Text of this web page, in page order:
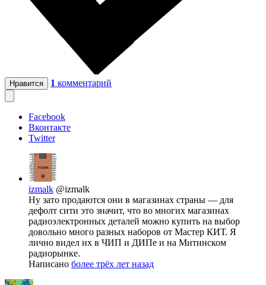
Нравится 1 комментарий
Facebook
Вконтакте
Twitter
izmalk @izmalk
Ну зато продаются они в магазинах страны — для
дефолт сити это значит, что во многих магазинах
радиоэлектронных деталей можно купить на выбор
довольно много разных наборов от Мастер КИТ. Я
лично видел их в ЧИП и ДИПе и на Митинском
радиорынке.
Написано более трёх лет назад